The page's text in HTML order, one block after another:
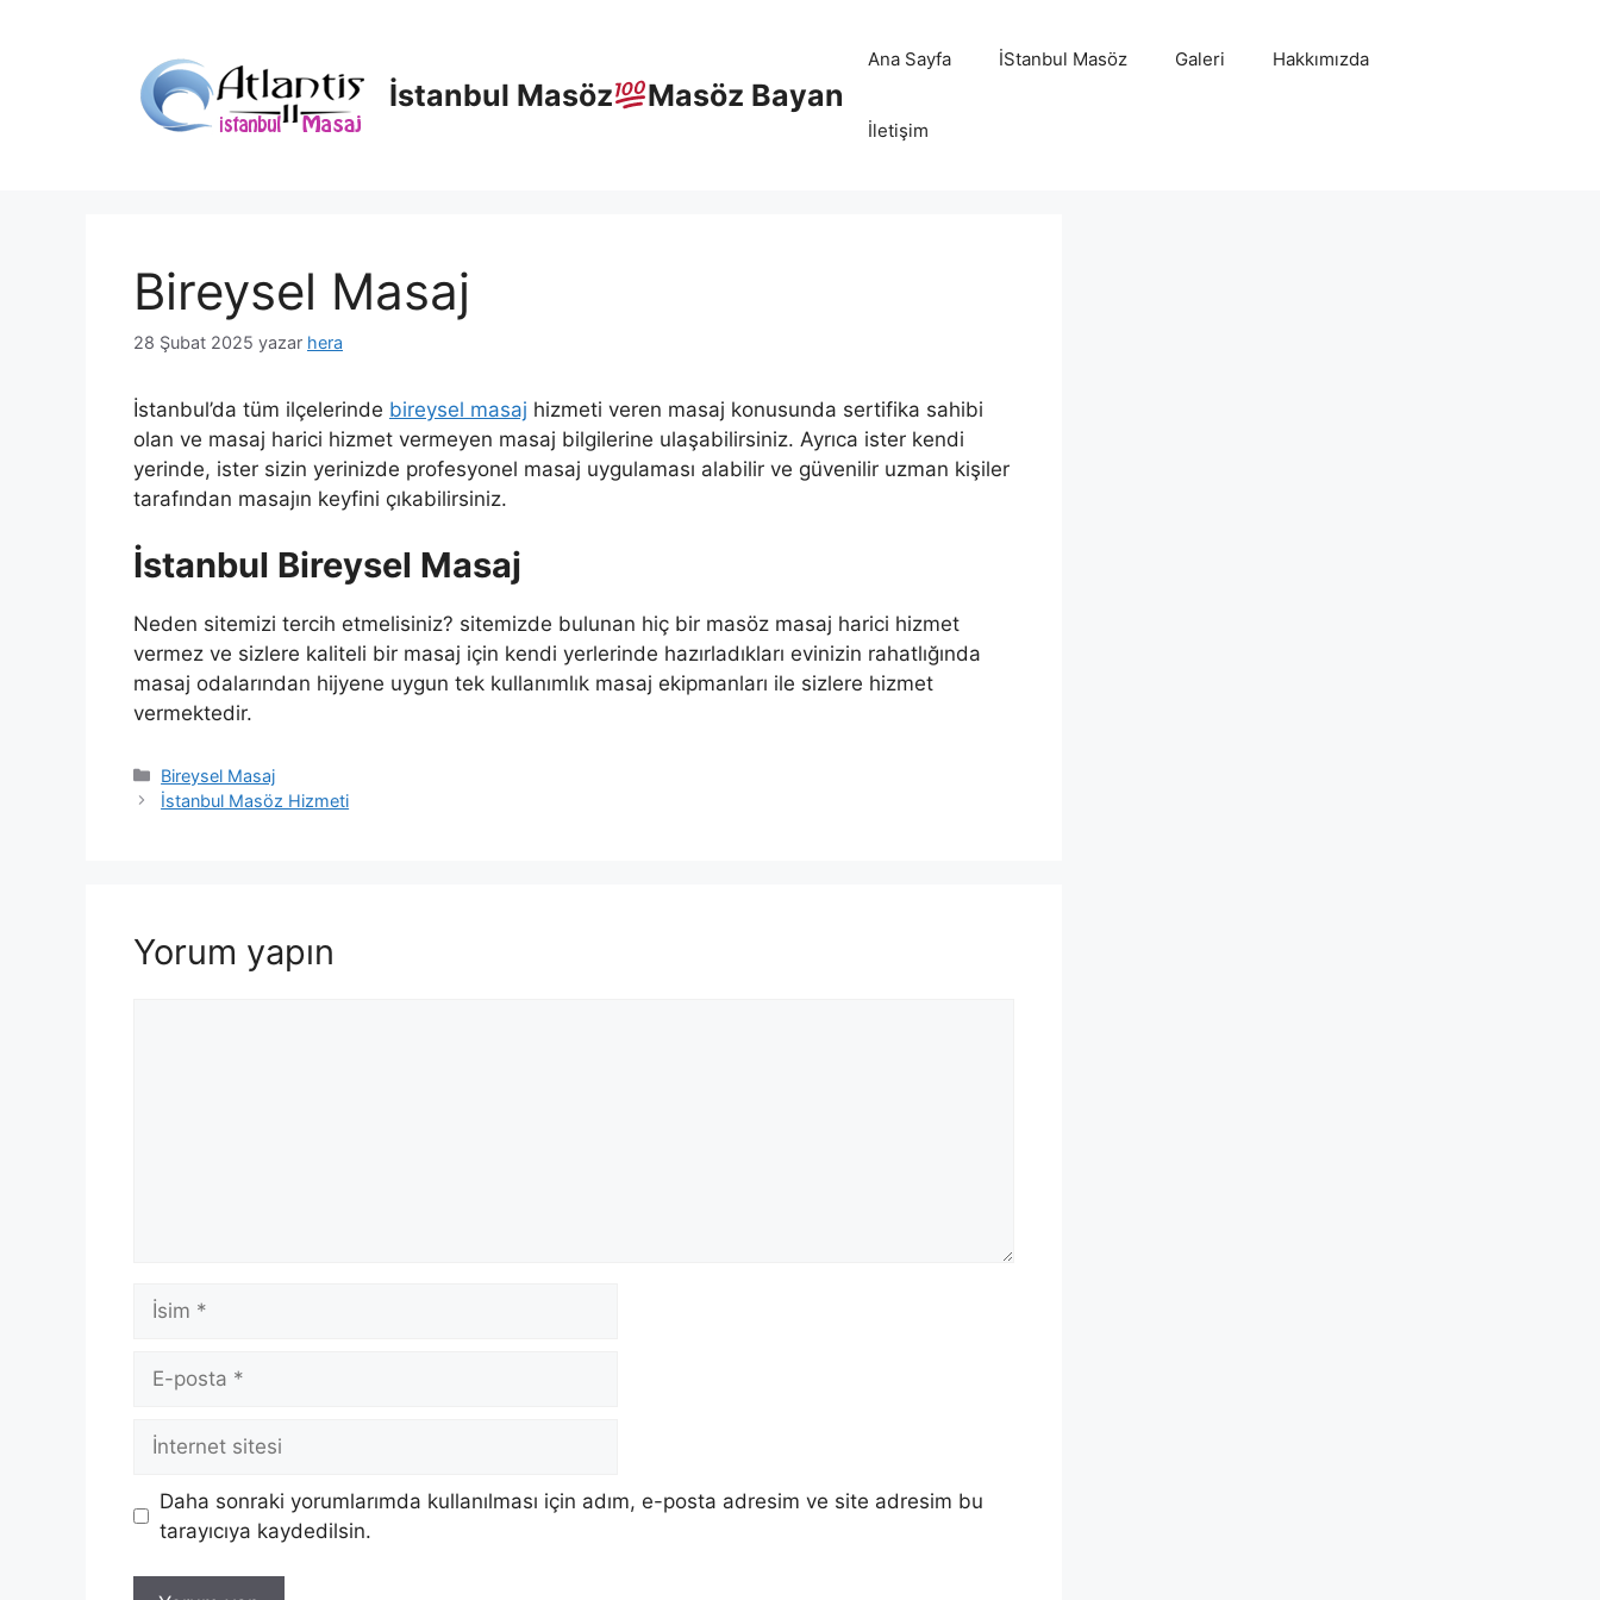
İstanbul Masöz Masöz Bayan
Ana Sayfa İStanbul Masöz Galeri Hakkımızda
İletişim
Bireysel Masaj
28 Şubat 2025 yazar hera
İstanbul’da tüm ilçelerinde bireysel masaj hizmeti veren masaj konusunda sertifika sahibi
olan ve masaj harici hizmet vermeyen masaj bilgilerine ulaşabilirsiniz. Ayrıca ister kendi
yerinde, ister sizin yerinizde profesyonel masaj uygulaması alabilir ve güvenilir uzman kişiler
tarafından masajın keyfini çıkabilirsiniz.
İstanbul Bireysel Masaj
Neden sitemizi tercih etmelisiniz? sitemizde bulunan hiç bir masöz masaj harici hizmet
vermez ve sizlere kaliteli bir masaj için kendi yerlerinde hazırladıkları evinizin rahatlığında
masaj odalarından hijyene uygun tek kullanımlık masaj ekipmanları ile sizlere hizmet
vermektedir.
Kategoriler
Bireysel Masaj
İstanbul Masöz Hizmeti
Yorum yapın
İsim
posta
İnternet
sitesi
Daha sonraki yorumlarımda kullanılması için adım, e-posta adresim ve site adresim bu
tarayıcıya kaydedilsin.